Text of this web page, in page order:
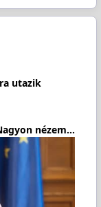
utazik
nézem...